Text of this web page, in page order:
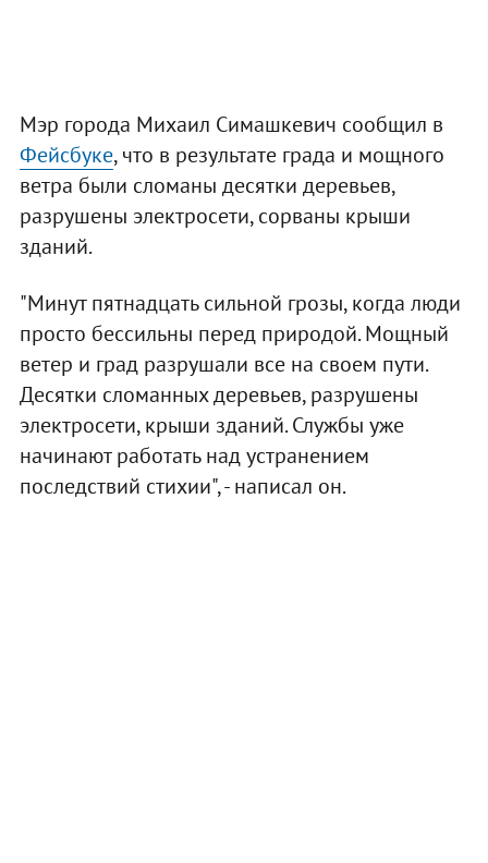
Мэр города Михаил Симашкевич сообщил в
Фейсбуке, что в результате града и мощного
ветра были сломаны десятки деревьев,
разрушены электросети, сорваны крыши
зданий.
"Минут пятнадцать сильной грозы, когда люди
просто бессильны перед природой. Мощный
ветер и град разрушали все на своем пути.
Десятки сломанных деревьев, разрушены
электросети, крыши зданий. Службы уже
начинают работать над устранением
последствий стихии", - написал он.